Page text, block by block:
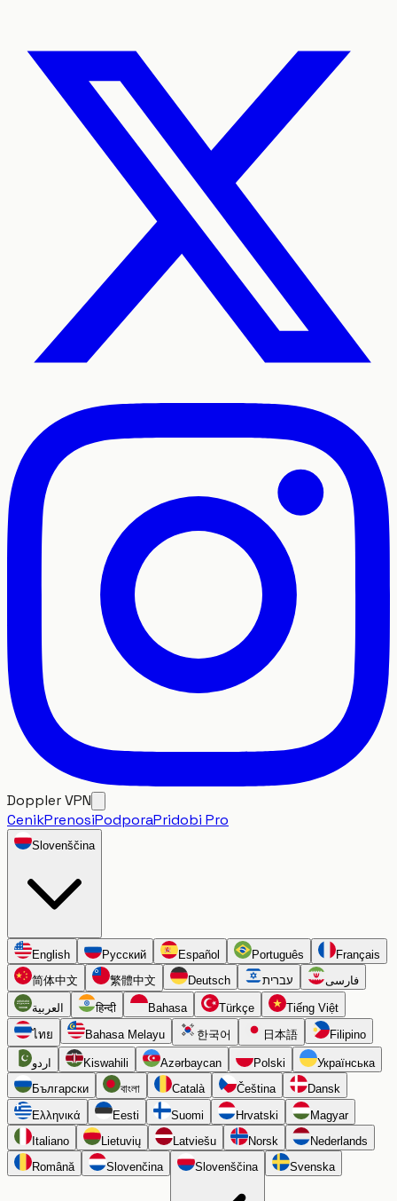
Doppler VPN
CenikPrenosiPodporaPridobi Pro
Slovenščina
English Русский Español Português
Français
简体中文
繁體中文 Deutsch עברית فارسی
العربية हिन्दी Bahasa Türkçe
Tiếng Việt
ไทย
Bahasa Melayu 한국어 日本語 Filipino
اردو Kiswahili Azərbaycan Polski
Українська
Български
বাংলা Català Čeština
Dansk
Ελληνικά
Eesti Suomi Hrvatski
Magyar
Italiano
Lietuvių Latviešu Norsk
Nederlands
Română
Slovenčina Slovenščina Svenska